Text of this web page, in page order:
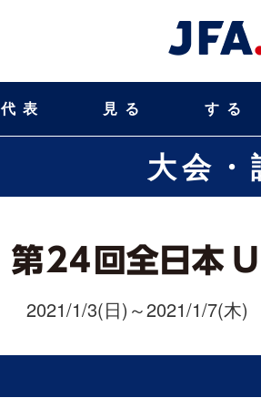
代表 見る する
大会・
2021/1/3(日)～2021/1/7(木)